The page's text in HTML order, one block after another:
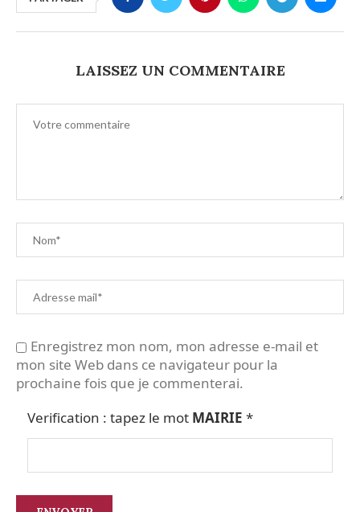
LAISSEZ UN COMMENTAIRE
Enregistrez mon nom, mon adresse e-mail et
mon site Web dans ce navigateur pour la
prochaine fois que je commenterai.
Verification : tapez le mot MAIRIE *